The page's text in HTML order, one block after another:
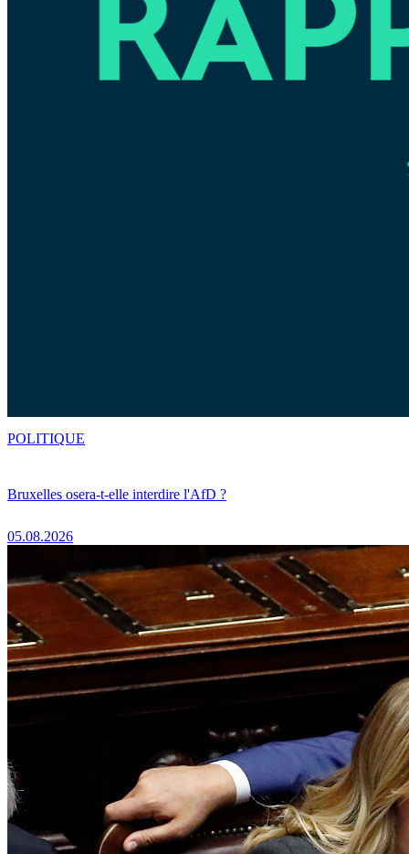
Bruxelles osera-t-elle interdire l'AfD ?
05.08.2026
POLITIQUE